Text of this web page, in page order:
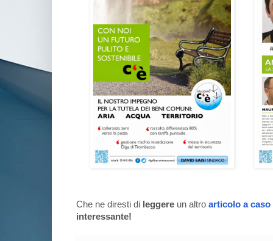
Che ne diresti di leggere un altro articolo a caso
interessante!